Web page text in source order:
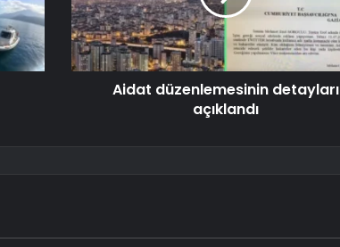
Aidat düzenlemesinin detayları
açıklandı